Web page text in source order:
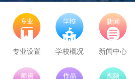
专业设置 学校概况 新闻中心